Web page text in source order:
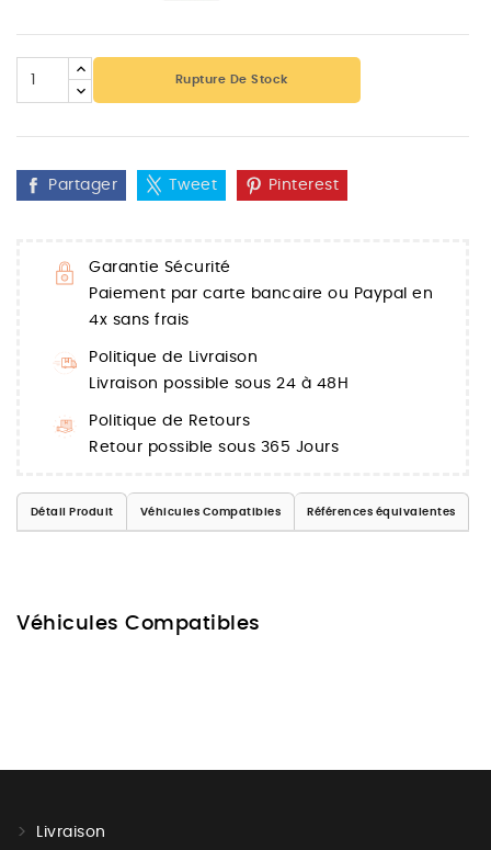
Rupture De Stock
Partager Tweet Pinterest
Garantie Sécurité
Paiement par carte bancaire ou Paypal en
4x sans frais
Politique de Livraison
Livraison possible sous 24 à 48H
Politique de Retours
Retour possible sous 365 Jours
Détail Produit Véhicules Compatibles Références équivalentes
Véhicules Compatibles
Livraison